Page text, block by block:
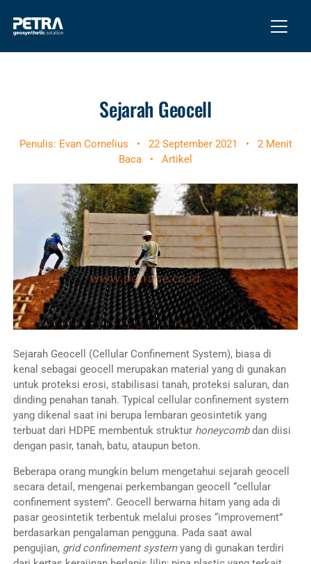
Sejarah Geocell
Penulis: Evan Cornelius • 22 September 2021 •
2 Menit
Baca
• Artikel
Sejarah Geocell (Cellular Confinement System), biasa di
kenal sebagai geocell merupakan material yang di gunakan
untuk proteksi erosi, stabilisasi tanah, proteksi saluran, dan
dinding penahan tanah. Typical cellular confinement system
yang dikenal saat ini berupa lembaran geosintetik yang
terbuat dari HDPE membentuk struktur honeycombdan diisi
dengan pasir, tanah, batu, ataupun beton.
Beberapa orang mungkin belum mengetahui sejarah geocell
secara detail, mengenai perkembangan geocell “cellular
confinement system”. Geocell berwarna hitam yang ada di
pasar geosintetik terbentuk melalui proses “improvement”
berdasarkan pengalaman pengguna. Pada saat awal
pengujian, grid confinement systemyang di gunakan terdiri